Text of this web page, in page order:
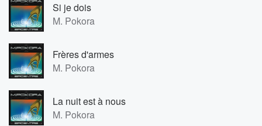
Si je dois
M. Pokora
Frères d'armes
M. Pokora
La nuit est à nous
M. Pokora